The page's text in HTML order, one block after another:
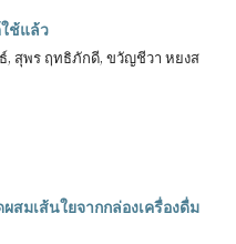
ช้แล้ว
, สุพร ฤทธิภักดี, ขวัญชีวา หยงส
มเส้นใยจากกล่องเครื่องดื่ม